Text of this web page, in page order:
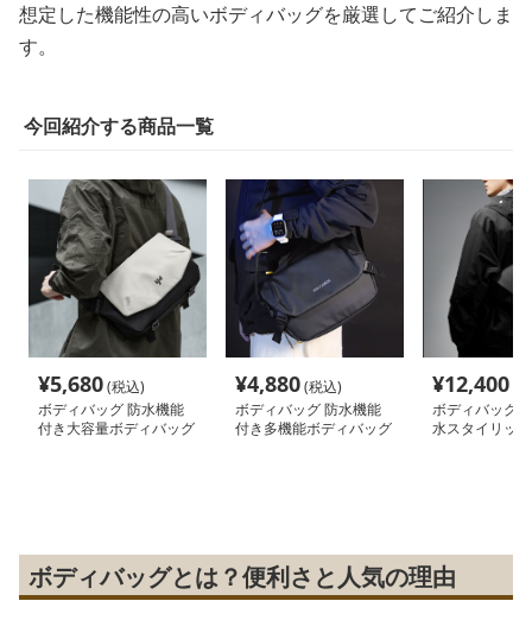
想定した機能性の高いボディバッグを厳選してご紹介しま
す。
今回紹介する商品一覧
¥5,680(税込)
ボディバッグ 防水機能
付き大容量ボディバッグ
¥4,880(税込)
ボディバッグ 防水機能
付き多機能ボディバッグ
¥12,400
ボディバッグ
水スタイリッ
ボディバッグとは？便利さと人気の理由